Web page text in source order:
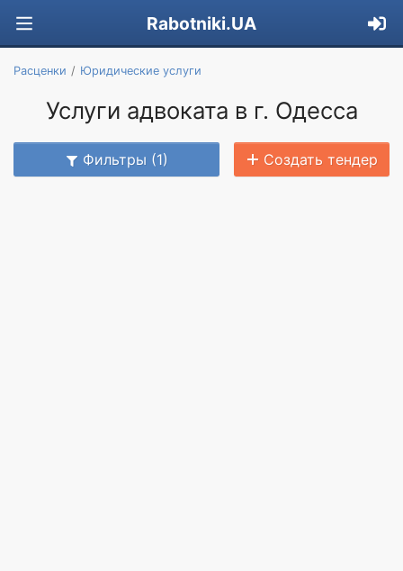
Rabotniki.UA
Расценки Юридические услуги
Услуги адвоката в г. Одесса
Фильтры (1) Создать тендер